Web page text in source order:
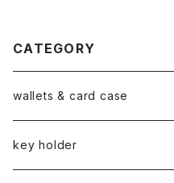
CATEGORY
wallets & card case
key holder